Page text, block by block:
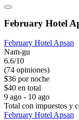
February Hotel
February Hotel Apsan
Nam-gu
6.6/10
(74 opiniones)
$36 por noche
$40 en total
9 ago - 10 ago
Total con impuestos y
February Hotel Apsan